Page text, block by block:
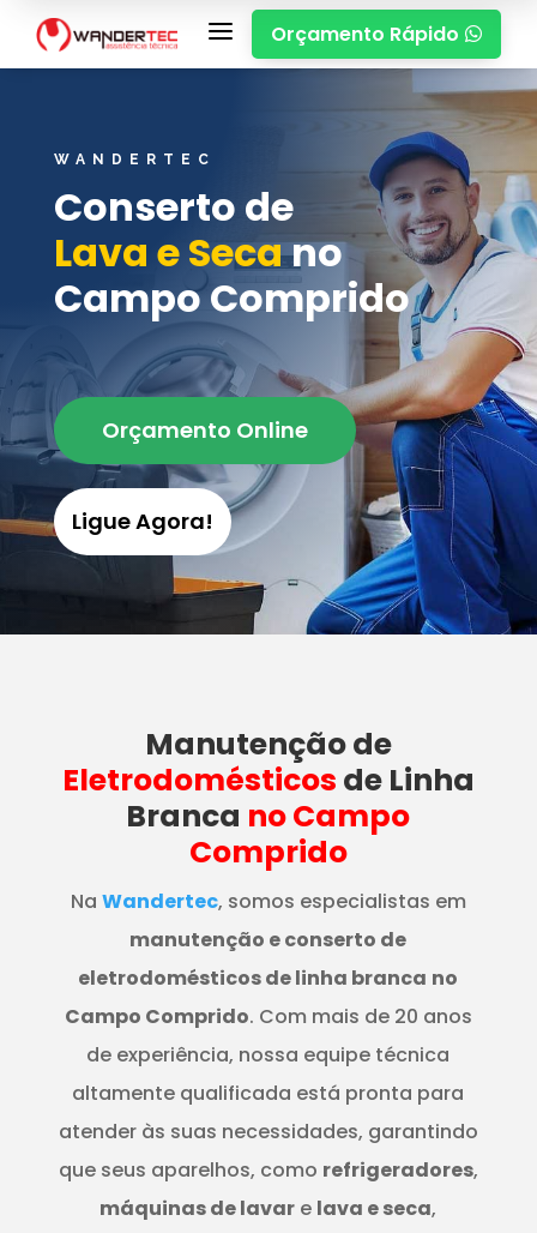
a Orçamento Rápido 
WANDERTEC
Conserto de
Lava e Secano
Campo Comprido
Orçamento Online
Ligue Agora!
Manutençãode
Eletrodomésticos de Linha
Branca no Campo
Comprido
Na Wandertec, somos especialistas em
manutenção e conserto de
eletrodomésticos de linha branca no
Campo Comprido. Com mais de 20 anos
de experiência, nossa equipe técnica
altamente qualificada está pronta para
atender às suas necessidades, garantindo
que seus aparelhos, como refrigeradores,
máquinas de lavar e lava e seca,